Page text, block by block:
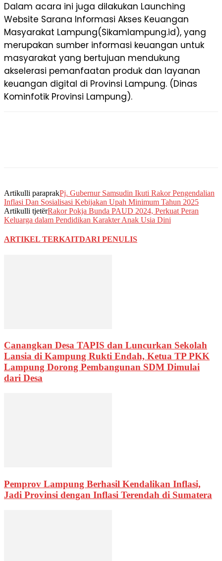
Dalam acara ini juga dilakukan Launching
Website Sarana Informasi Akses Keuangan
Masyarakat Lampung(Sikamlampung.id), yang
merupakan sumber informasi keuangan untuk
masyarakat yang bertujuan mendukung
akselerasi pemanfaatan produk dan layanan
keuangan digital di Provinsi Lampung. (Dinas
Kominfotik Provinsi Lampung).
Artikulli paraprakPj. Gubernur Samsudin Ikuti Rakor Pengendalian
Inflasi Dan Sosialisasi Kebijakan Upah Minimum Tahun 2025
Artikulli tjetërRakor Pokja Bunda PAUD 2024, Perkuat Peran
Keluarga dalam Pendidikan Karakter Anak Usia Dini
ARTIKEL TERKAITDARI PENULIS
Canangkan Desa TAPIS dan Luncurkan Sekolah
Lansia di Kampung Rukti Endah, Ketua TP PKK
Lampung Dorong Pembangunan SDM Dimulai
dari Desa
Pemprov Lampung Berhasil Kendalikan Inflasi,
Jadi Provinsi dengan Inflasi Terendah di Sumatera